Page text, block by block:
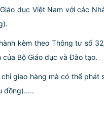
dục Việt Nam với các
kèm theo Thông tư số
Bộ Giáo dục và Đào tạo.
giao hàng mà có thể phát
đồng).....